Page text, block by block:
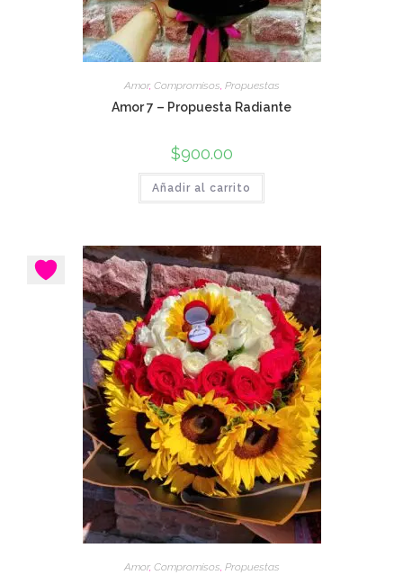
Amor, Compromisos, Propuestas
Amor 7 – Propuesta Radiante
$900.00
Añadir al carrito
Amor, Compromisos Propuestas